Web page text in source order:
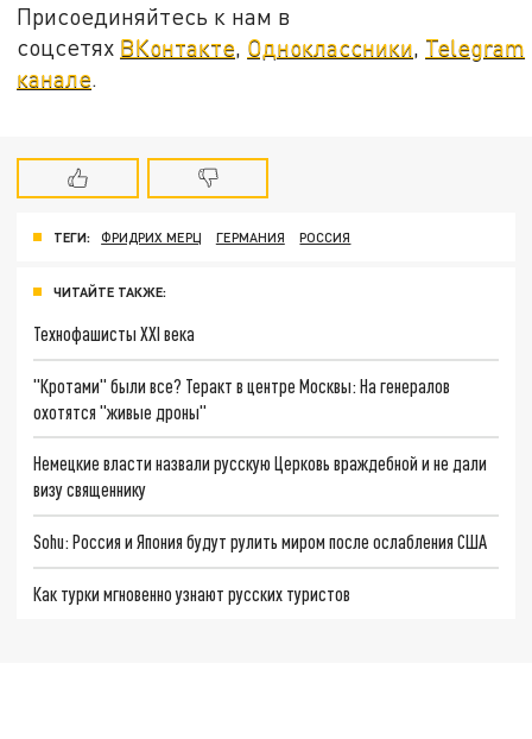
Присоединяйтесь к нам в
соцсетях ВКонтакте Одноклассники Telegram
канале
ТЕГИ: ФРИДРИХ МЕРЦ ГЕРМАНИЯ РОССИЯ
ЧИТАЙТЕ ТАКЖЕ:
Технофашисты XXI века
"Кротами" были все? Теракт в центре Москвы: На генералов
охотятся "живые дроны"
Немецкие власти назвали русскую Церковь враждебной и не дали
визу священнику
Sohu: Россия и Япония будут рулить миром после ослабления США
Как турки мгновенно узнают русских туристов